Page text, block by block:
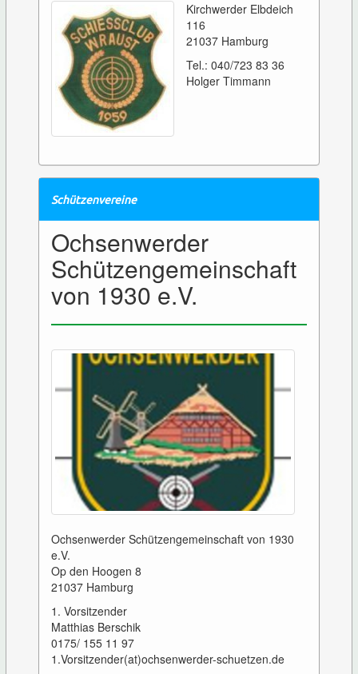
Kirchwerder Elbdeich
116
21037 Hamburg
Tel.: 040/723 83 36
Holger Timmann
Schützenvereine
Ochsenwerder
Schützengemeinschaft
von 1930 e.V.
Ochsenwerder Schützengemeinschaft von 1930
e.V.
Op den Hoogen 8
21037 Hamburg
1. Vorsitzender
Matthias Berschik
0175/ 155 11 97
1.Vorsitzender(at)ochsenwerder-schuetzen.de